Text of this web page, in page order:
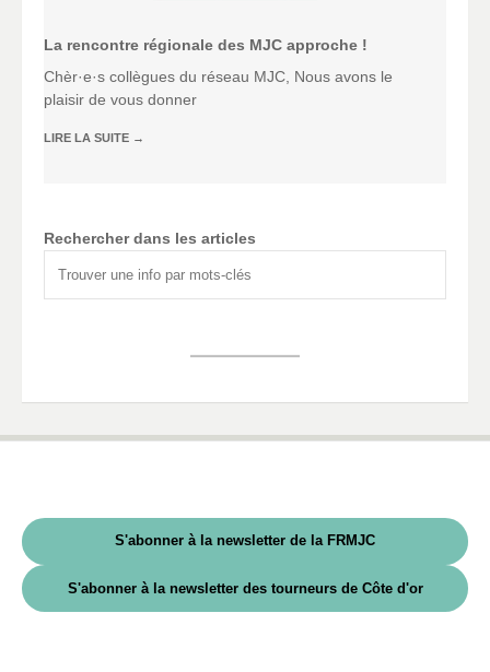
La rencontre régionale des MJC approche !
Chèr·e·s collègues du réseau MJC, Nous avons le
plaisir de vous donner
LIRE LA SUITE →
Rechercher dans les articles
S'abonner à la newsletter de la FRMJC
S'abonner à la newsletter des tourneurs de Côte d'or